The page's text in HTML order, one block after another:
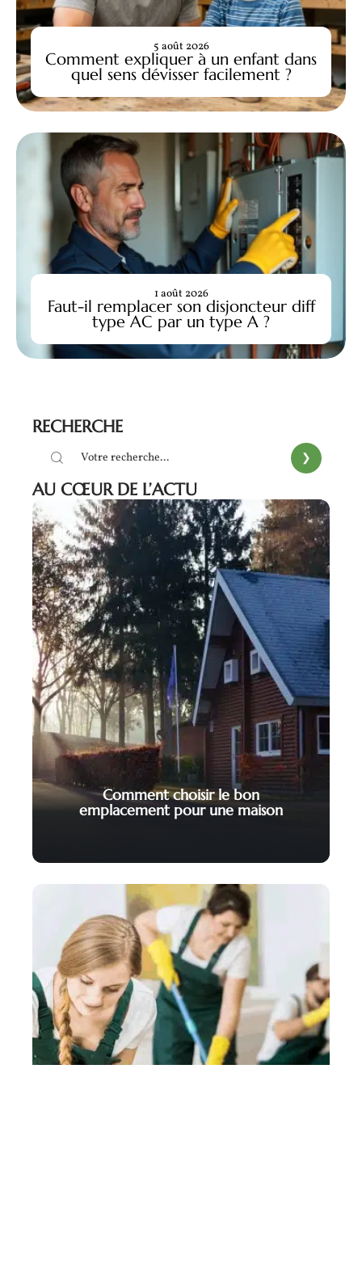
Comment expliquer à un enfant dans
quel sens dévisser facilement ?
5 août 2026
Faut-il remplacer son disjoncteur diff
type AC par un type A ?
1 août 2026
RECHERCHE
AU CŒUR DE L’ACTU
Comment choisir le bon
emplacement pour une maison